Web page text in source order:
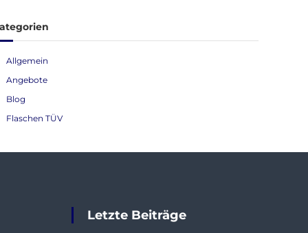
Allgemein
Angebote
Blog
Flaschen TÜV
Letzte Beiträge